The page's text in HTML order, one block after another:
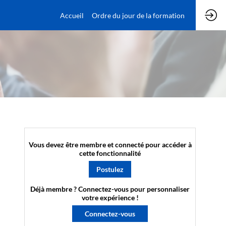
Accueil Ordre du jour de la formation
Vous devez être membre et connecté pour accéder à
cette fonctionnalité
Postulez
Déjà membre ? Connectez-vous pour personnaliser
votre expérience !​
Connectez-vous